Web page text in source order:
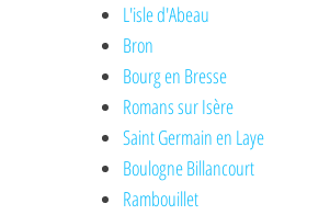
L'isle d'Abeau
Bron
Bourg en Bresse
Romans sur Isère
Saint Germain en Laye
Boulogne Billancourt
Rambouillet